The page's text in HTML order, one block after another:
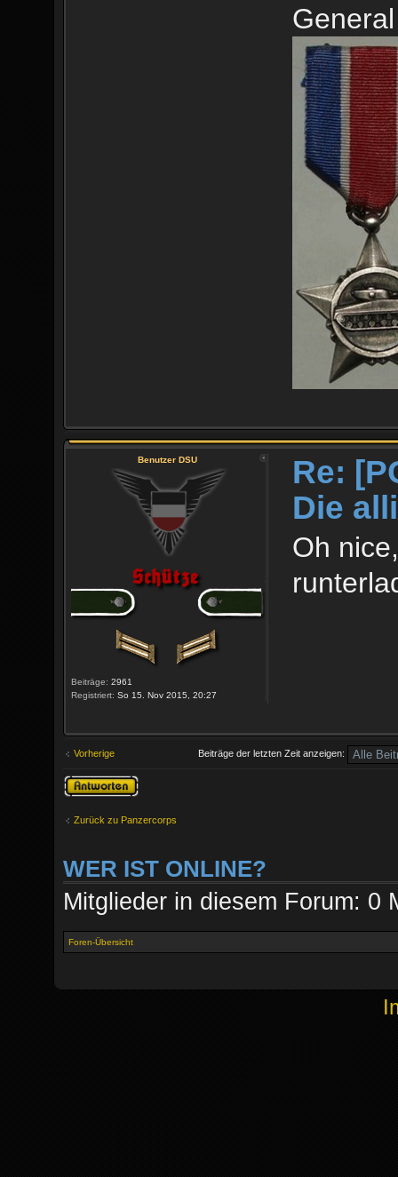
Benutzer DSU
Beiträge: 2961
Registriert: So 15. Nov 2015, 20:27
Re:
Die
Oh
Vorherige Beiträge der letzten Zeit anzeigen:
Antwort erstellen
Zurück zu Panzercorps
WER IST ONLINE?
Mitglieder in diesem Forum: 0
Foren-Übersicht